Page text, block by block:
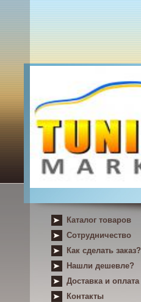
Каталог товаров
Сотрудничество
Как сделать заказ?
Нашли дешевле?
Доставка и оплата
Контакты